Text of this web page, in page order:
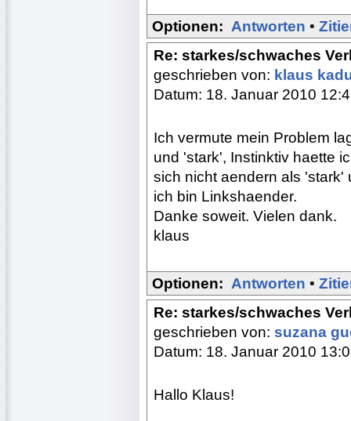
Optionen: Antworten •
Re: starkes/schwaches
geschrieben von: klaus
Datum: 18. Januar 2010
Ich vermute mein Problem
und 'stark', Instinktiv haette
sich nicht aendern als
ich bin Linkshaender.
Danke soweit. Vielen dank.
klaus
Optionen: Antworten •
Re: starkes/schwaches
geschrieben von: suzana
Datum: 18. Januar 2010
Hallo Klaus!